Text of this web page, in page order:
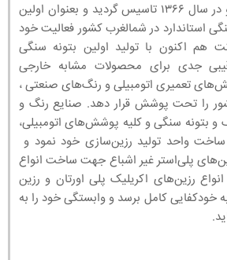
صنایع رنگ و رزین آرکو در سال ۱۳۶۶ تاسیس گردید و بعنوان اولین
استاندارد در شمالغرب کشور فعالیت خود
هم اکنون با تولید اولین بتونه سنگی
رقیبی جدی برای محصولات مشابه خارجی
تعمیری اتومبیلی و رنگ‌های صنعتی ،
را تحت پوشش قرار دهد. صنایع رنگ و
و بتونه سنگی و کلیه پوشش‌های اتومبیلی،
اقدام به ساخت واحد تولید رزین‌سازی خود نمود و
پلی‌استر غیر اشباع جهت ساخت انواع
رزین‌های اکریلیک پلی اورتان و رزین
خودکفایی کامل برسد و وابستگی خود را به